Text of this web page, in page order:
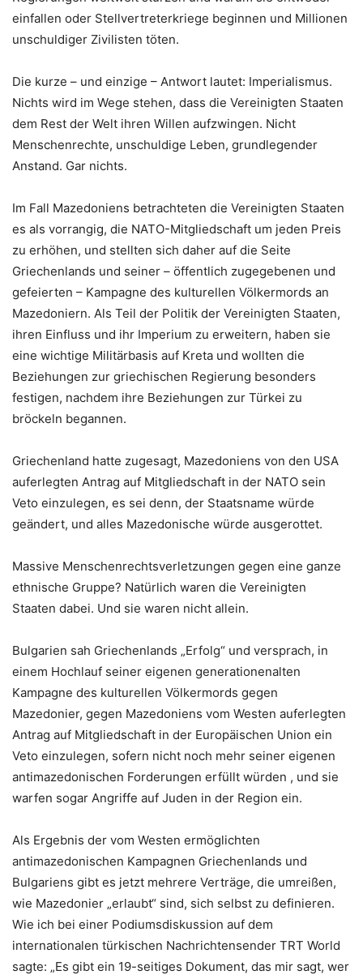
einfallen oder Stellvertreterkriege beginnen und Millionen
unschuldiger Zivilisten töten.
Die kurze – und einzige – Antwort lautet: Imperialismus.
Nichts wird im Wege stehen, dass die Vereinigten Staaten
dem Rest der Welt ihren Willen aufzwingen. Nicht
Menschenrechte, unschuldige Leben, grundlegender
Anstand. Gar nichts.
Im Fall Mazedoniens betrachteten die Vereinigten Staaten
es als vorrangig, die NATO-Mitgliedschaft um jeden Preis
zu erhöhen, und stellten sich daher auf die Seite
Griechenlands und seiner – öffentlich zugegebenen und
gefeierten – Kampagne des kulturellen Völkermords an
Mazedoniern. Als Teil der Politik der Vereinigten Staaten,
ihren Einfluss und ihr Imperium zu erweitern, haben sie
eine wichtige Militärbasis auf Kreta und wollten die
Beziehungen zur griechischen Regierung besonders
festigen, nachdem ihre Beziehungen zur Türkei zu
bröckeln begannen.
Griechenland hatte zugesagt, Mazedoniens von den USA
auferlegten Antrag auf Mitgliedschaft in der NATO sein
Veto einzulegen, es sei denn, der Staatsname würde
geändert, und alles Mazedonische würde ausgerottet.
Massive Menschenrechtsverletzungen gegen eine ganze
ethnische Gruppe? Natürlich waren die Vereinigten
Staaten dabei. Und sie waren nicht allein.
Bulgarien sah Griechenlands „Erfolg“ und versprach, in
einem Hochlauf seiner eigenen generationenalten
Kampagne des kulturellen Völkermords gegen
Mazedonier, gegen Mazedoniens vom Westen auferlegten
Antrag auf Mitgliedschaft in der Europäischen Union ein
Veto einzulegen, sofern nicht noch mehr seiner eigenen
antimazedonischen Forderungen erfüllt würden , und sie
warfen sogar Angriffe auf Juden in der Region ein.
Als Ergebnis der vom Westen ermöglichten
antimazedonischen Kampagnen Griechenlands und
Bulgariens gibt es jetzt mehrere Verträge, die umreißen,
wie Mazedonier „erlaubt“ sind, sich selbst zu definieren.
Wie ich bei einer Podiumsdiskussion auf dem
internationalen türkischen Nachrichtensender TRT World
sagte: „Es gibt ein 19-seitiges Dokument, das mir sagt, wer